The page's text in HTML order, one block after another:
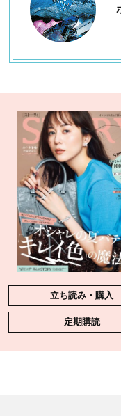
立ち読み・購入
定期購読